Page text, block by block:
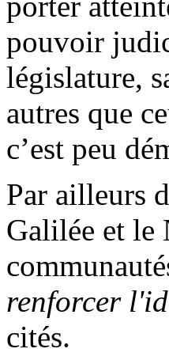
pouvoir
législature,
autres que
c’est peu
Par ailleurs
Galilée et le
renforcer
cités.